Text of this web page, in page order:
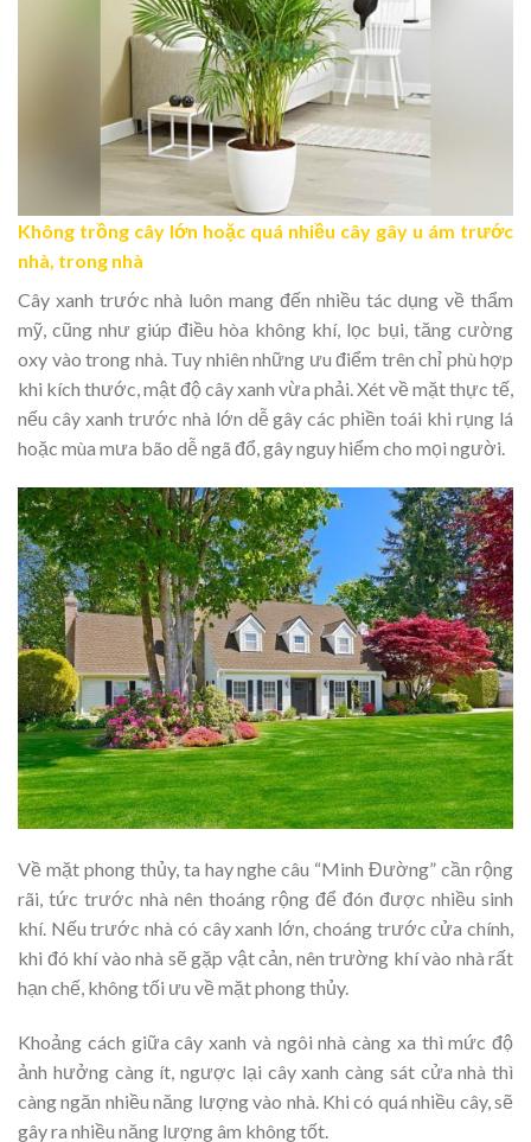
Không trồng cây lớn hoặc quá nhiều cây gây u ám trước
nhà, trong nhà
Cây xanh trước nhà luôn mang đến nhiều tác dụng về thẩm
mỹ, cũng như giúp điều hòa không khí, lọc bụi, tăng cường
oxy vào trong nhà. Tuy nhiên những ưu điểm trên chỉ phù hợp
khi kích thước, mật độ cây xanh vừa phải. Xét về mặt thực tế,
nếu cây xanh trước nhà lớn dễ gây các phiền toái khi rụng lá
hoặc mùa mưa bão dễ ngã đổ, gây nguy hiểm cho mọi người.
Về mặt phong thủy, ta hay nghe câu “Minh Đường” cần rộng
rãi, tức trước nhà nên thoáng rộng để đón được nhiều sinh
khí. Nếu trước nhà có cây xanh lớn, choáng trước cửa chính,
khi đó khí vào nhà sẽ gặp vật cản, nên trường khí vào nhà rất
hạn chế, không tối ưu về mặt phong thủy.
Khoảng cách giữa cây xanh và ngôi nhà càng xa thì mức độ
ảnh hưởng càng ít, ngược lại cây xanh càng sát cửa nhà thì
càng ngăn nhiều năng lượng vào nhà. Khi có quá nhiều cây, sẽ
gây ra nhiều năng lượng âm không tốt.